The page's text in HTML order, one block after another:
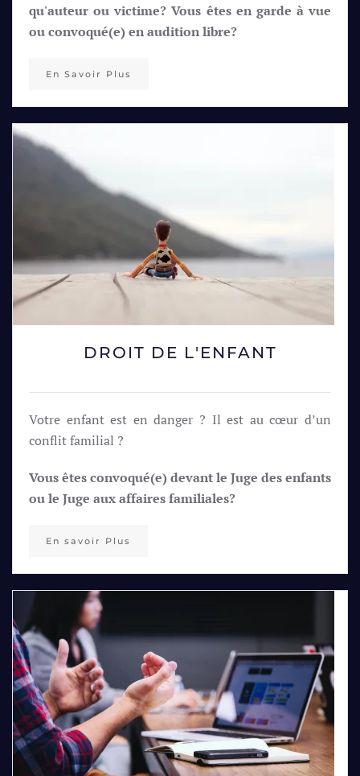
qu'auteur ou victime? Vous êtes en garde à vue
ou convoqué(e) en audition libre?
En Savoir Plus
DROIT DE L'ENFANT
Votre enfant est en danger ? Il est au cœur d’un
conflit familial ?
Vous êtes convoqué(e) devant le Juge des enfants
ou le Juge aux affaires familiales?
En savoir Plus